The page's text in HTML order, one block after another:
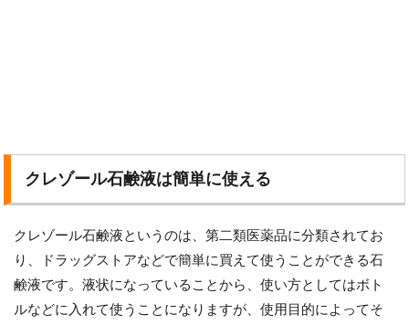
クレゾール石鹸液は簡単に使える
クレゾール石鹸液というのは、第二類医薬品に分類されてお
り、ドラッグストアなどで簡単に買えて使うことができる石
鹸液です。液状になっていることから、使い方としてはボト
ルなどに入れて使うことになりますが、使用目的によってそ